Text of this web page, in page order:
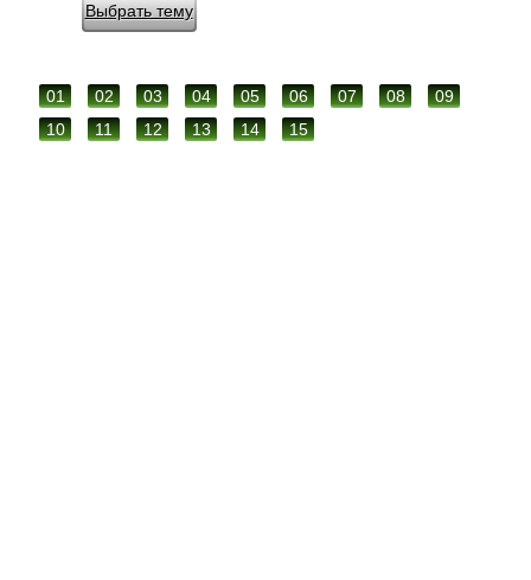
Выбрать тему
01 02 03 04 05 06 07 08
09
10
11 12 13 14 15